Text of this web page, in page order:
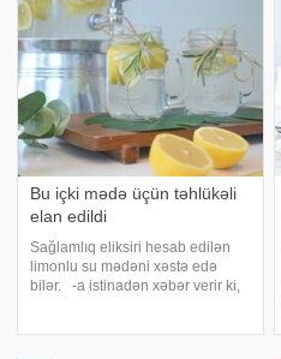
məsləhət görürlər. -
Bu içki mədə üçün təhlükəli
elan edildi
Sağlamlıq eliksiri hesab edilən
limonlu su mədəni xəstə edə
bilər. -a istinadən xəbər verir ki,